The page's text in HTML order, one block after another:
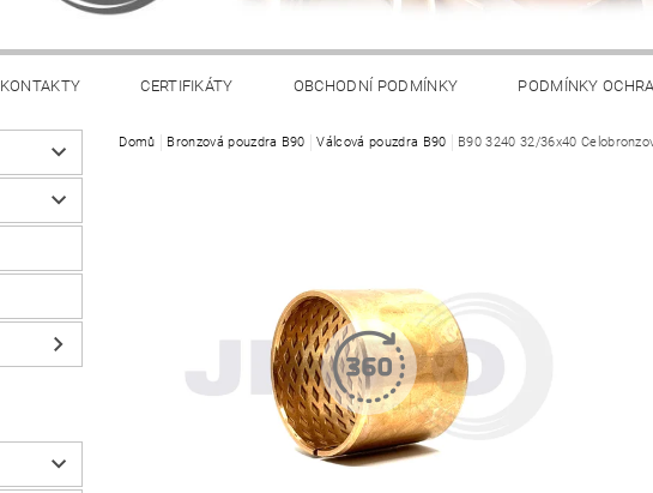
KONTAKTY CERTIFIKÁTY OBCHODNÍ PODMÍNKY PODMÍNKY
Domů Bronzová pouzdra B90 Válcová pouzdra B90 B90 3240 32/36x40